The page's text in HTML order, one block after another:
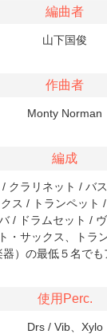
編曲者
山下国俊
作曲者
Monty Norman
編成
クラリネット / バ
ス / トランペット
/ ドラムセット /
・サックス、トラ
）の最低５名でも
使用Perc.
Drs / Vib、Xylo